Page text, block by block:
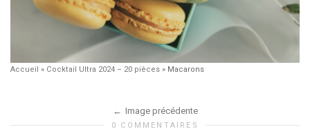
Accueil » Cocktail Ultra 2024 – 20 pièces » Macarons
Image précédente
0 COMMENTAIRES